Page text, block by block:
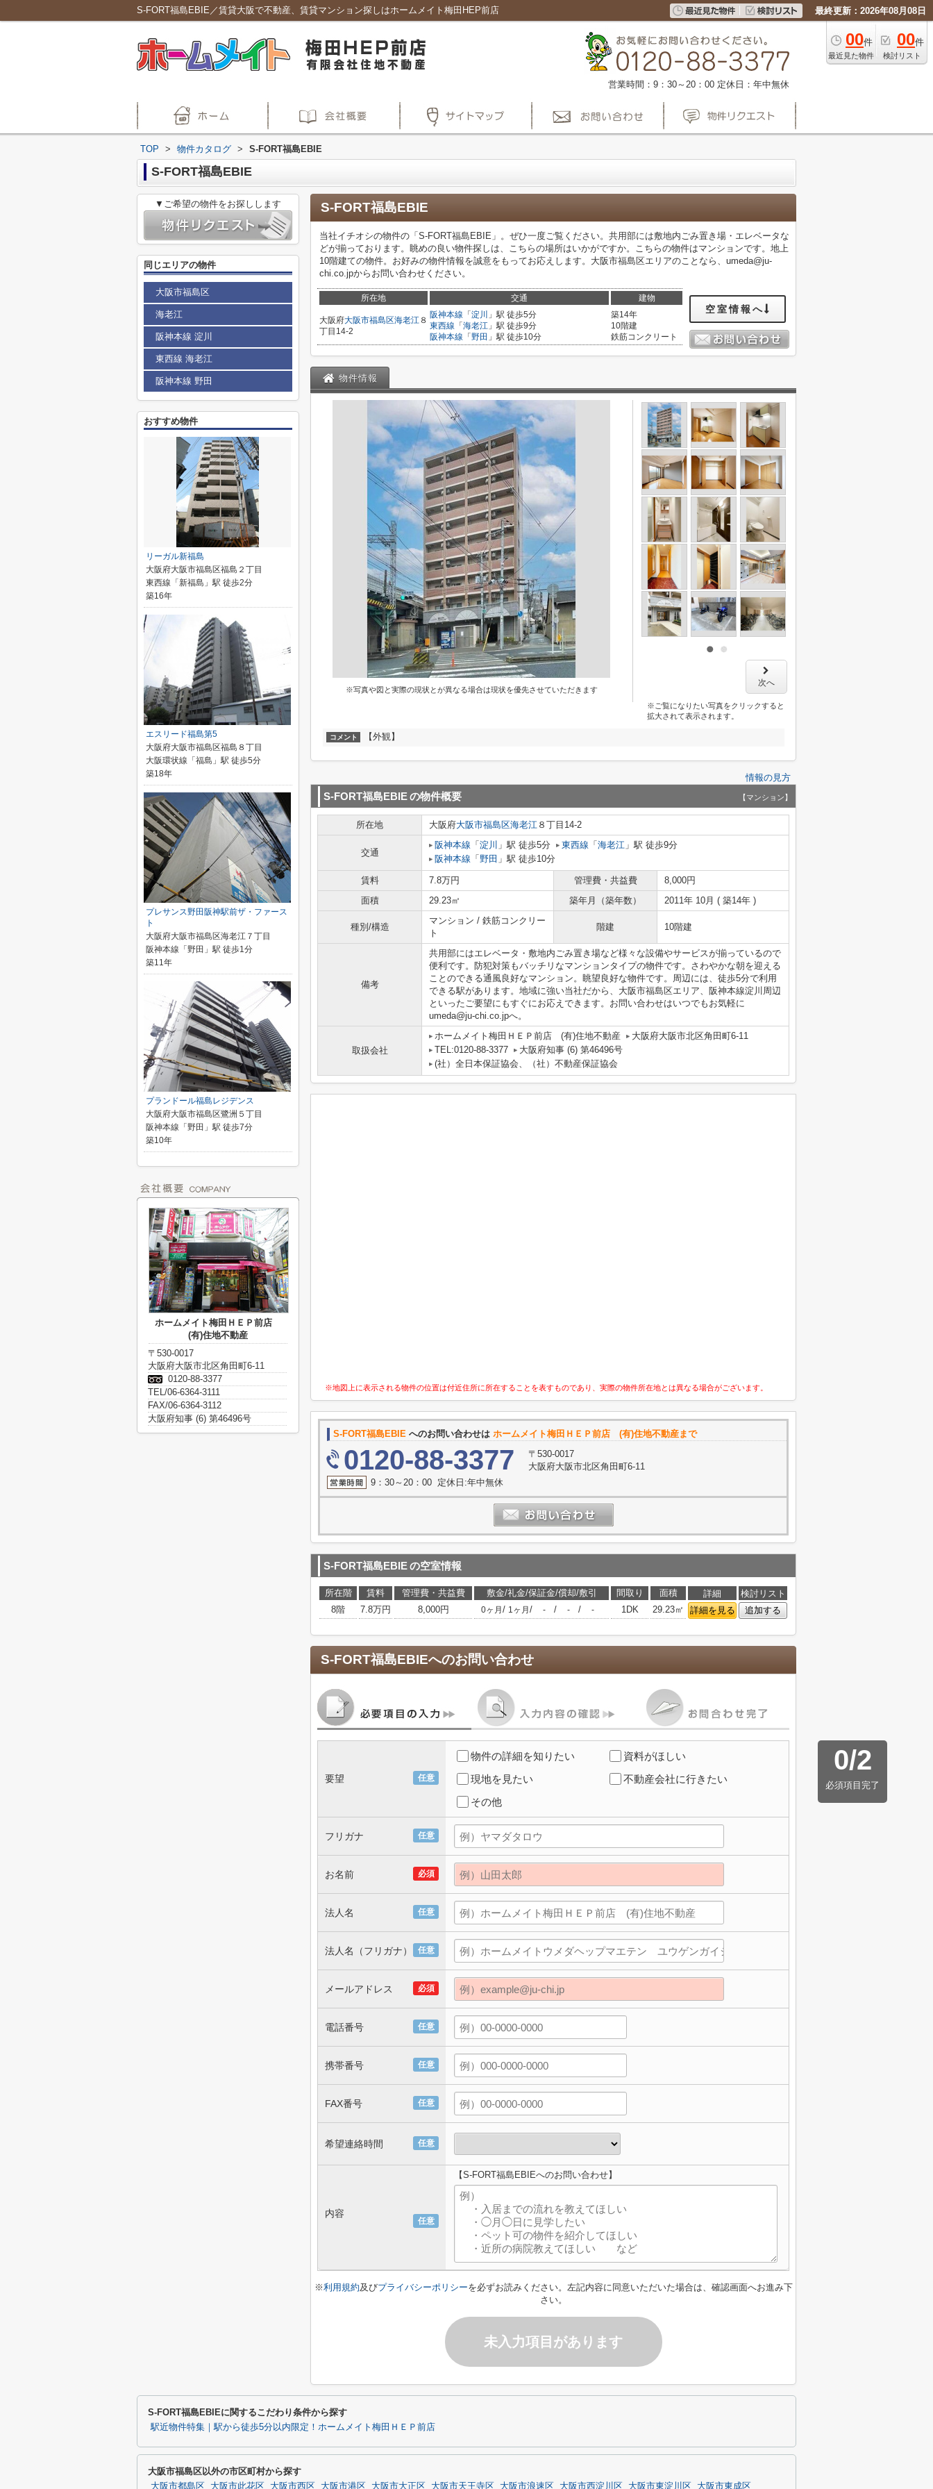
S-FORT福島EBIE／賃貸大阪で不動産、賃貸マンション探しはホームメイト梅田HEP前店 最終更新：2026年08月08日
00件
最近見た物件
00件
検討リスト
営業時間：9：30～20：00 定休日：年中無休
TOP > 物件カタログ > S-FORT福島EBIE
S-FORT福島EBIE
S-FORT福島EBIE
当社イチオシの物件の「S-FORT福島EBIE」。ぜひ一度ご覧ください。共用部には敷地内ごみ置き場・エレベータな
どが揃っております。眺めの良い物件探しは、こちらの場所はいかがですか。こちらの物件はマンションです。地上
10階建ての物件。お好みの物件情報を誠意をもってお応えします。大阪市福島区エリアのことなら、umeda@ju-
chi.co.jpからお問い合わせください。
所在地 交通 建物
大阪府大阪市福島区海老江 ８
丁目14-2
阪神本線 「 淀川
」駅 徒歩5分
東西線 「 海老江 」駅 徒歩9分
阪神本線 「 野田 」駅 徒歩10分
築14年
10階建
鉄筋コンクリート
空室情報へ
物件情報
※写真や図と実際の現状とが異なる場合は現状を優先させていただきます
次へ
※ご覧になりたい写真をクリックすると
拡大されて表示されます。
コメント 【外観】
情報の見方
S-FORT福島EBIEの物件概要 【マンション】
所在地 大阪府大阪市福島区海老江 ８丁目14-2
交通
阪神本線 「 淀川 」駅 徒歩5分 東西線 「 海老江 」駅 徒歩9分
阪神本線 「 野田 」駅 徒歩10分
賃料 7.8万円 管理費・共益費
8,000円
面積
29.23㎡ 築年月（築年数） 2011年 10月 ( 築14年 )
種別/構造
マンション / 鉄筋コンクリー
ト
階建 10階建
備考
共用部にはエレベータ・敷地内ごみ置き場など様々な設備やサービスが揃っているので
便利です。防犯対策もバッチリなマンションタイプの物件です。さわやかな朝を迎える
ことのできる通風良好なマンション。眺望良好な物件です。周辺には、徒歩5分で利用
できる駅があります。地域に強い当社だから、大阪市福島区エリア、阪神本線淀川周辺
といったご要望にもすぐにお応えできます。お問い合わせはいつでもお気軽に
umeda@ju-chi.co.jpへ。
取扱会社
ホームメイト梅田ＨＥＰ前店 (有)住地不動産
大阪府大阪市北区角田町6-11
TEL:0120-88-3377
大阪府知事 (6) 第46496号
(社）全日本保証協会、（社）不動産保証協会
※地図上に表示される物件の位置は付近住所に所在することを表すものであり、実際の物件所在地とは異なる場合がございます。
S-FORT福島EBIE へのお問い合わせは ホームメイト梅田ＨＥＰ前店 (有)住地不動産まで
0120-88-3377
〒530-0017
大阪府大阪市北区角田町6-11
9：30～20：00 定休日:年中無休
S-FORT福島EBIEの空室情報
所在階 賃料 管理費・共益費 敷金/礼金/保証金/償却/敷引 間取り 面積 詳細
検討リスト
8階
7.8万円 8,000円 0ヶ月 / 1ヶ月 / - / - / - 1DK 29.23㎡ 詳細を見る 追加する
S-FORT福島EBIEへのお問い合わせ
0/2
必須項目完了
任意
要望
物件の詳細を知りたい
資料がほしい
現地を見たい
不動産会社に行きたい
その他
任意
フリガナ
必須
お名前
任意
法人名
任意
法人名（フリガナ）
必須
メールアドレス
任意
電話番号
任意
携帯番号
任意
FAX番号
任意
希望連絡時間
任意
内容
【S-FORT福島EBIEへのお問い合わせ】
※利用規約及びプライバシーポリシーを必ずお読みください。左記内容に同意いただいた場合は、確認画面へお進み下
さい。
未入力項目があります
▼ご希望の物件をお探しします
同じエリアの物件
大阪市福島区
海老江
阪神本線 淀川
東西線 海老江
阪神本線 野田
おすすめ物件
リーガル新福島
大阪府大阪市福島区福島２丁目
東西線「新福島」駅 徒歩2分
築16年
エスリード福島第5
大阪府大阪市福島区福島８丁目
大阪環状線「福島」駅 徒歩5分
築18年
プレサンス野田阪神駅前ザ・ファース
ト
大阪府大阪市福島区海老江７丁目
阪神本線「野田」駅 徒歩1分
築11年
プランドール福島レジデンス
大阪府大阪市福島区鷺洲５丁目
阪神本線「野田」駅 徒歩7分
築10年
ホームメイト梅田ＨＥＰ前店
(有)住地不動産
〒530-0017
大阪府大阪市北区角田町6-11
0120-88-3377
TEL/06-6364-3111
FAX/06-6364-3112
大阪府知事 (6) 第46496号
S-FORT福島EBIEに関するこだわり条件から探す
駅近物件特集｜駅から徒歩5分以内限定！ホームメイト梅田ＨＥＰ前店
大阪市福島区以外の市区町村から探す
大阪市都島区 大阪市此花区 大阪市西区 大阪市港区 大阪市大正区 大阪市天王寺区 大阪市浪速区 大阪市西淀川区 大阪市東淀川区 大阪市東成区